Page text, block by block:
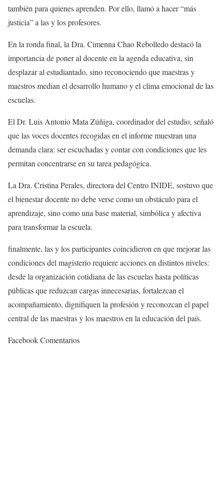
también para quienes aprenden. Por ello, llamó a hacer “más
justicia” a las y los profesores.
En la ronda final, la Dra. Cimenna Chao Rebolledo destacó la
importancia de poner al docente en la agenda educativa, sin
desplazar al estudiantado, sino reconociendo que maestras y
maestros median el desarrollo humano y el clima emocional de las
escuelas.
El Dr. Luis Antonio Mata Zúñiga, coordinador del estudio, señaló
que las voces docentes recogidas en el informe muestran una
demanda clara: ser escuchadas y contar con condiciones que les
permitan concentrarse en su tarea pedagógica.
La Dra. Cristina Perales, directora del Centro INIDE, sostuvo que
el bienestar docente no debe verse como un obstáculo para el
aprendizaje, sino como una base material, simbólica y afectiva
para transformar la escuela.
finalmente, las y los participantes coincidieron en que mejorar las
condiciones del magisterio requiere acciones en distintos niveles:
desde la organización cotidiana de las escuelas hasta políticas
públicas que reduzcan cargas innecesarias, fortalezcan el
acompañamiento, dignifiquen la profesión y reconozcan el papel
central de las maestras y los maestros en la educación del país.
Facebook Comentarios